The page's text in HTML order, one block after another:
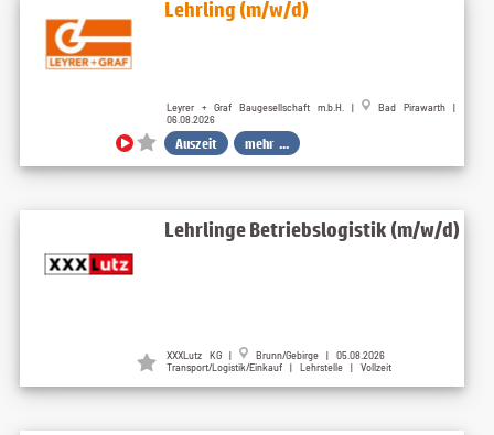
Lehrling (m/w/d)
Leyrer + Graf Baugesellschaft m.b.H. |
Bad Pirawarth |
06.08.2026
Auszeit mehr ...
Lehrlinge Betriebslogistik (m/w/d)
XXXLutz KG |
Brunn/Gebirge | 05.08.2026
Transport/Logistik/Einkauf | Lehrstelle | Vollzeit